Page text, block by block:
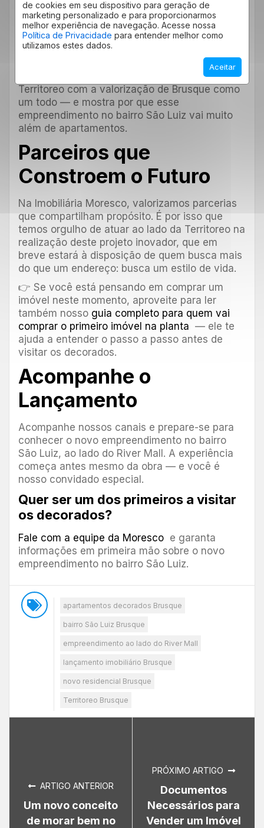
de cookies em seu dispositivo para geração de
marketing personalizado e para proporcionarmos
melhor experiência de navegação. Acesse nossa
Política de Privacidade para entender melhor como
utilizamos estes dados.
Aceitar
Além dos decorados, a área contará com
melhorias urbanas, como arquibancadas,
arborização, calçadas, brinquedos infantis e
quiosques gastronômicos, conectando lazer,
arquitetura e qualidade de vida. Essa proposta
de gentileza urbana reforça o compromisso da
Territoreo com a valorização de Brusque como
um todo — e mostra por que esse
empreendimento no bairro São Luiz vai muito
além de apartamentos.
Parceiros que
Constroem o Futuro
Na Imobiliária Moresco, valorizamos parcerias
que compartilham propósito. É por isso que
temos orgulho de atuar ao lado da Territoreo na
realização deste projeto inovador, que em
breve estará à disposição de quem busca mais
do que um endereço: busca um estilo de vida.
👉 Se você está pensando em comprar um
imóvel neste momento, aproveite para ler
também nosso guia completo para quem vai
comprar o primeiro imóvel na planta — ele te
ajuda a entender o passo a passo antes de
visitar os decorados.
Acompanhe o
Lançamento
Acompanhe nossos canais e prepare-se para
conhecer o novo empreendimento no bairro
São Luiz, ao lado do River Mall. A experiência
começa antes mesmo da obra — e você é
nosso convidado especial.
Quer ser um dos primeiros a visitar
os decorados?
Fale com a equipe da Moresco e garanta
informações em primeira mão sobre o novo
empreendimento no bairro São Luiz.
apartamentos decorados Brusque
bairro São Luiz Brusque
empreendimento ao lado do River Mall
lançamento imobiliário Brusque
novo residencial Brusque
Territoreo Brusque
ARTIGO ANTERIOR
Um novo conceito
de morar bem no
PRÓXIMO ARTIGO
Documentos
Necessários para
Vender um Imóvel